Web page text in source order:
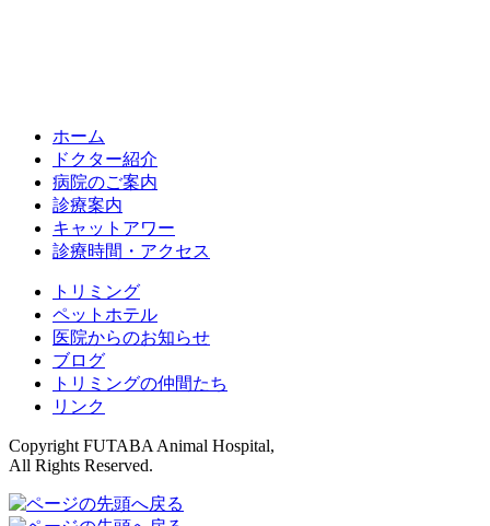
ホーム
ドクター紹介
病院のご案内
診療案内
キャットアワー
診療時間・アクセス
トリミング
ペットホテル
医院からのお知らせ
ブログ
トリミングの仲間たち
リンク
Copyright FUTABA Animal Hospital,
All Rights Reserved.